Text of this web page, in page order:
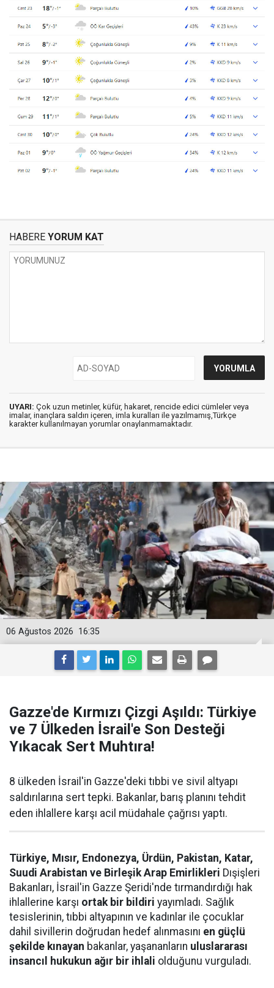
HABERE YORUM KAT
UYARI: Çok uzun metinler, küfür, hakaret, rencide edici cümleler veya
imalar, inançlara saldırı içeren, imla kuralları ile yazılmamış,Türkçe
karakter kullanılmayan yorumlar onaylanmamaktadır.
16:35
06 Ağustos 2026
Gazze'de Kırmızı Çizgi Aşıldı: Türkiye
ve 7 Ülkeden İsrail'e Son Desteği
Yıkacak Sert Muhtıra!
8 ülkeden İsrail'in Gazze'deki tıbbi ve sivil altyapı
saldırılarına sert tepki. Bakanlar, barış planını tehdit
eden ihlallere karşı acil müdahale çağrısı yaptı.
Türkiye, Mısır, Endonezya, Ürdün, Pakistan, Katar,
Suudi Arabistan ve Birleşik Arap Emirlikleri Dışişleri
Bakanları, İsrail'in Gazze Şeridi'nde tırmandırdığı hak
ihlallerine karşı ortak bir bildiri yayımladı. Sağlık
tesislerinin, tıbbi altyapının ve kadınlar ile çocuklar
dahil sivillerin doğrudan hedef alınmasını en güçlü
şekilde kınayan bakanlar, yaşananların uluslararası
insancıl hukukun ağır bir ihlali olduğunu vurguladı.